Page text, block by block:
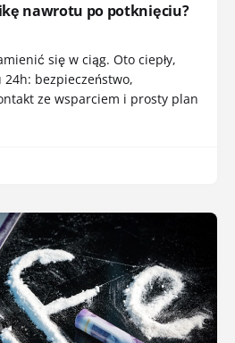
nawrotu po potknięciu?
się w ciąg. Oto ciepły,
bezpieczeństwo,
ze wsparciem i prosty plan